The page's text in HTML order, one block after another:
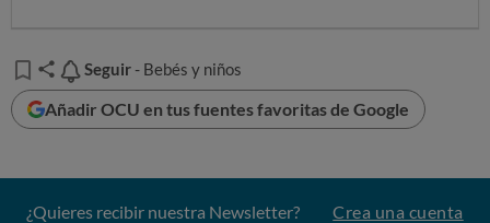
Seguir
Seguir - Bebés y niños
Añadir OCU en tus fuentes favoritas de Google
¿Quieres recibir nuestra Newsletter? Crea una cuenta